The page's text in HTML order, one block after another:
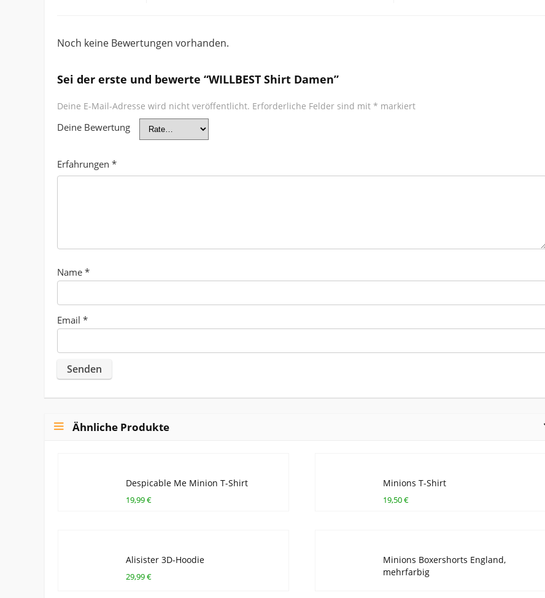
Noch keine Bewertungen vorhanden.
Sei der erste und bewerte “WILLBEST Shirt Damen”
Deine E-Mail-Adresse wird nicht veröffentlicht. Erforderliche Felder sind mit * markiert
Deine Bewertung
Erfahrungen *
Name *
Email *
Ähnliche Produkte
Despicable Me Minion T-Shirt
19,99 €
Minions T-Shirt
19,50 €
Alisister 3D-Hoodie
29,99 €
Minions Boxershorts England,
mehrfarbig